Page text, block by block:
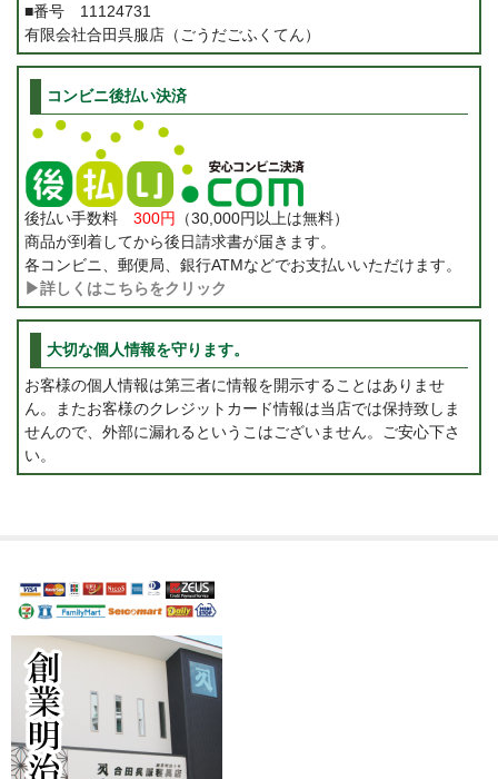
■番号 11124731
有限会社合田呉服店（ごうだごふくてん）
コンビニ後払い決済
後払い手数料 300円
（30,000円以上は無料）
商品が到着してから後日請求書が届きます。
各コンビニ、郵便局、銀行ATMなどでお支払いいただけます。
▶詳しくはこちらをクリック
大切な個人情報を守ります。
お客様の個人情報は第三者に情報を開示することはありませ
ん。またお客様のクレジットカード情報は当店では保持致しま
せんので、外部に漏れるというこはございません。ご安心下さ
い。